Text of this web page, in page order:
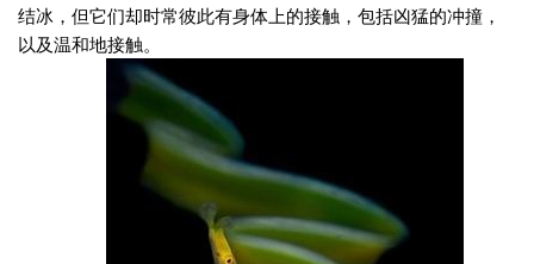
结冰，但它们却时常彼此有身体上的接触，包括凶猛的冲撞，
以及温和地接触。